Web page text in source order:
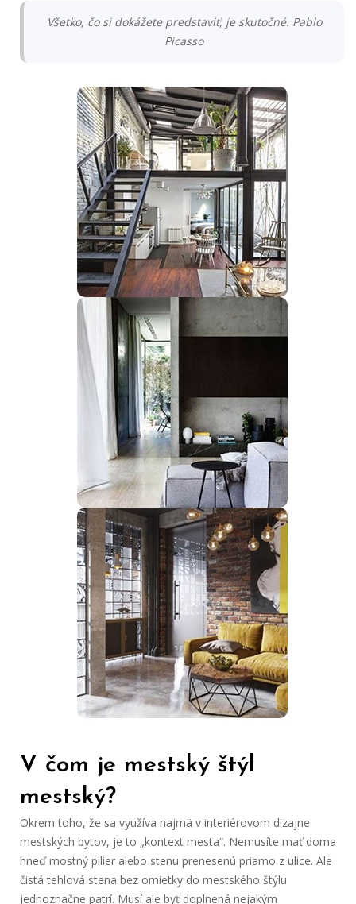
Všetko, čo si dokážete predstaviť, je skutočné. Pablo
Picasso
V čom je mestský štýl
mestský?
Okrem toho, že sa využíva najmä v interiérovom dizajne
mestských bytov, je to „kontext mesta“. Nemusíte mať doma
hneď mostný pilier alebo stenu prenesenú priamo z ulice. Ale
čistá tehlová stena bez omietky do mestského štýlu
jednoznačne patrí. Musí ale byť doplnená nejakým